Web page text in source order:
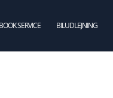
BOOK SERVICE BILUDLEJNING